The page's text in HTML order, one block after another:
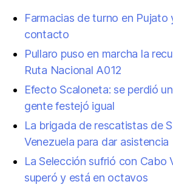
Farmacias de turno en
contacto
Pullaro puso en marcha la
Ruta Nacional A012
Efecto Scaloneta: se perdió
gente festejó igual
La brigada de rescatistas de
Venezuela para dar asistencia
La Selección sufrió con Cabo
superó y está en octavos